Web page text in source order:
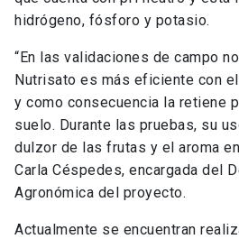
hidrógeno, fósforo y potasio.
“En las validaciones de campo
Nutrisato es más eficiente con
y como consecuencia la retiene
suelo. Durante las pruebas, su
dulzor de las frutas y el aroma
Carla Céspedes, encargada del
Agronómica del proyecto.
Actualmente se encuentran